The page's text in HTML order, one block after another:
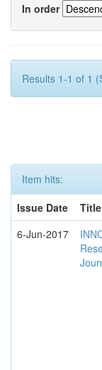
In order
Results 1-1 of 1
Item hits:
Issue Date
Title
6-Jun-2017